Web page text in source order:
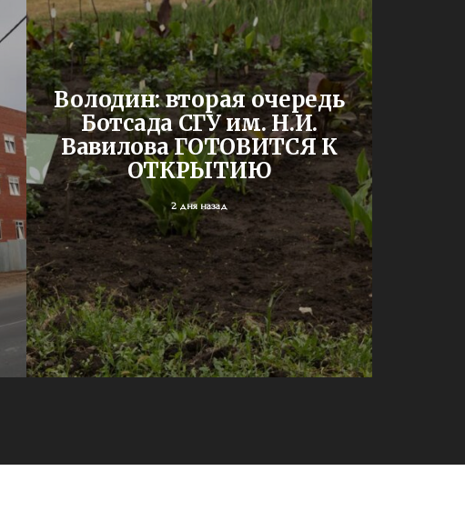
Володин: вторая очередь
Ботсада СГУ им. Н.И.
Вавилова ГОТОВИТСЯ К
ОТКРЫТИЮ
2 дня назад